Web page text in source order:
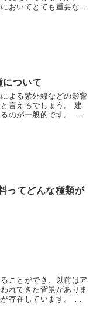
おいてとても重要な役
について
よる紫外線などの影響
言えるでしょう。 建
のが一般的です。 し
ってどんな種類が
ことができ、以前はア
れてきた背景がありま
存在しています。 高